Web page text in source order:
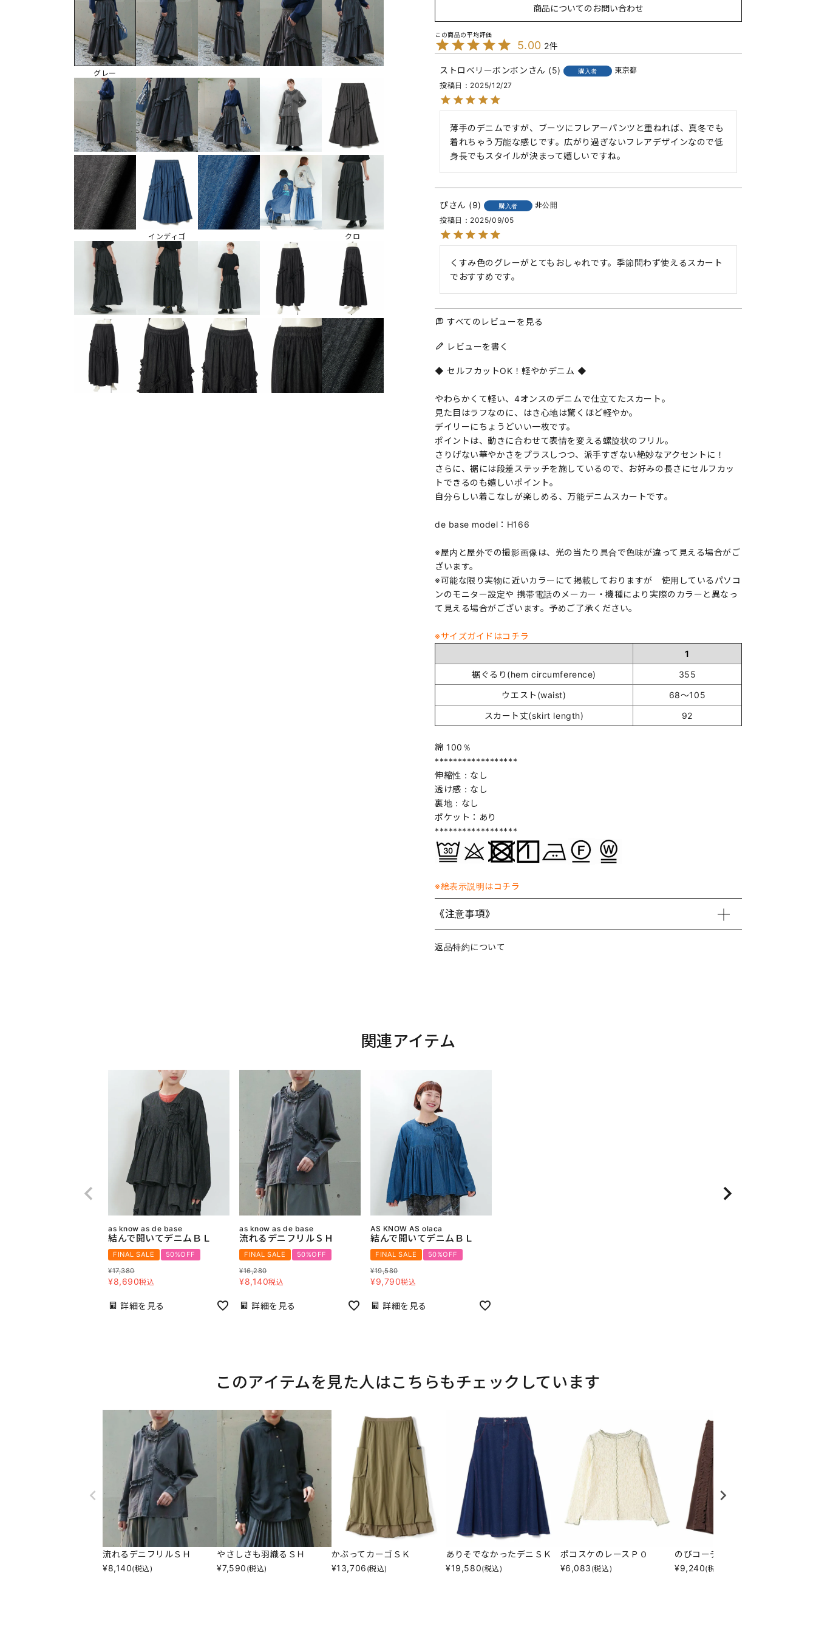
グレー
インディゴ クロ
商品についてのお問い合わせ
5.00 2
ストロベリーボンボン 5 購入者
東京都
投稿日
2025/12/27
薄手のデニムですが、ブーツにフレアーパンツと重ねれば、真冬でも
着れちゃう万能な感じです。広がり過ぎないフレアデザインなので低
身長でもスタイルが決まって嬉しいですね。
ぴ 9 購入者
非公開
投稿日
2025/09/05
くすみ色のグレーがとてもおしゃれです。季節問わず使えるスカート
でおすすめです。
すべてのレビューを見る
レビューを書く
◆ セルフカットOK！軽やかデニム ◆
やわらかくて軽い、4オンスのデニムで仕立てたスカート。
見た目はラフなのに、はき心地は驚くほど軽やか。
デイリーにちょうどいい一枚です。
ポイントは、動きに合わせて表情を変える螺旋状のフリル。
さりげない華やかさをプラスしつつ、派手すぎない絶妙なアクセントに！
さらに、裾には段差ステッチを施しているので、お好みの長さにセルフカッ
トできるのも嬉しいポイント。
自分らしい着こなしが楽しめる、万能デニムスカートです。
de base model：H166
※屋内と屋外での撮影画像は、光の当たり具合で色味が違って見える場合がご
ざいます。
※可能な限り実物に近いカラーにて掲載しておりますが 使用しているパソコ
ンのモニター設定や 携帯電話のメーカー・機種により実際のカラーと異なっ
て見える場合がございます。予めご了承ください。
※サイズガイドはコチラ
1
裾ぐるり(hem circumference)
355
ウエスト(waist)
68～105
スカート丈(skirt length)
92
綿 100％
******************
伸縮性：なし
透け感：なし
裏地：なし
ポケット：あり
******************
※絵表示説明はコチラ
《注意事項》
返品特約について
関連アイテム
as know as de base
結んで開いてデニムＢＬ
FINAL SALE
50%OFF
¥17,380
¥8,690税込
詳細を見る
as know as de base
流れるデニフリルＳＨ
FINAL SALE
50%OFF
¥16,280
¥8,140税込
詳細を見る
AS KNOW AS olaca
結んで開いてデニムＢＬ
FINAL SALE
50%OFF
¥19,580
¥9,790税込
詳細を見る
このアイテムを見た人はこちらもチェックしています
流れるデニフリルＳＨ
¥8,140(税込)
やさしさも羽織るＳＨ
¥7,590 (税込)
かぶってカーゴＳＫ
¥13,706 (税込)
ありそでなかったデニＳＫ
¥19,580(税込)
ポコスケのレースＰＯ
¥6,083 (税込)
のびコーデュフリリＳＫ
¥9,240(税込)